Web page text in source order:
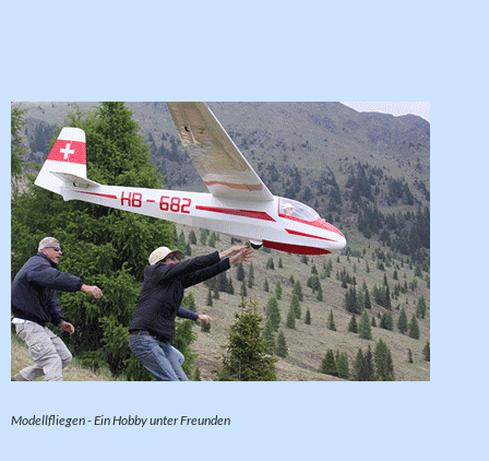
Modellfliegen - Ein Hobby unter Freunden